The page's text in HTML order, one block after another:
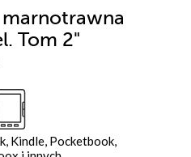
Tom 2"
Kindle, Pocketbook,